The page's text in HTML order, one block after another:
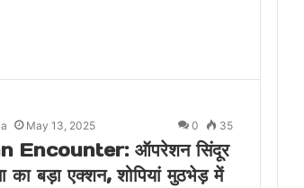
May 13, 2025 0 35
Encounter: ऑपरेशन सिंदूर
का बड़ा एक्शन, शोपियां मुठभेड़ में